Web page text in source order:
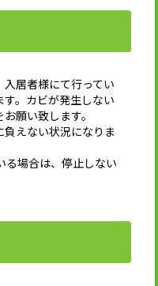
居者様にて行ってい
。カビが発生しない
願い致します。
えない状況になりま
る場合は、停止しない